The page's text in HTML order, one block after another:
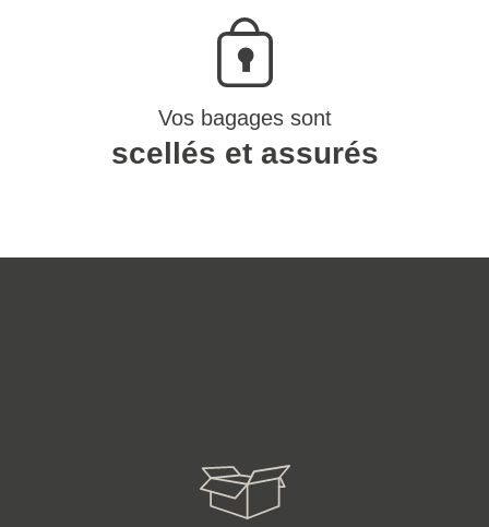
Vos bagages sont
scellés et assurés